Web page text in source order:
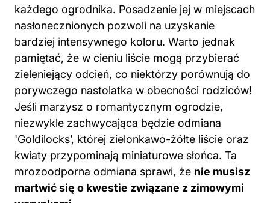
każdego ogrodnika. Posadzenie jej w miejscach
nasłonecznionych pozwoli na uzyskanie
bardziej intensywnego koloru. Warto jednak
pamiętać, że w cieniu liście mogą przybierać
zieleniejący odcień, co niektórzy porównują do
porywczego nastolatka w obecności rodziców!
Jeśli marzysz o romantycznym ogrodzie,
niezwykle zachwycająca będzie odmiana
'Goldilocks’, której zielonkawo-żółte liście oraz
kwiaty przypominają miniaturowe słońca. Ta
mrozoodporna odmiana sprawi, że nie musisz
martwić się o kwestie związane z zimowymi